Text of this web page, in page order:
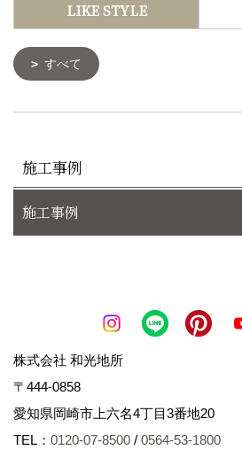
LIKE STYLE
すべて
施工事例
施工事例
株式会社 和光地所
〒444-0858
愛知県岡崎市上六名4丁目3番地20
TEL： 0120-07-8500 / 0564-53-1800